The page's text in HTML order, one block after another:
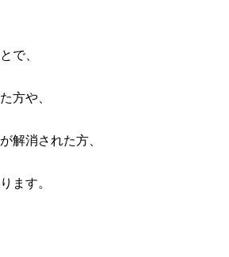
で、
方や、
解消された方、
ます。